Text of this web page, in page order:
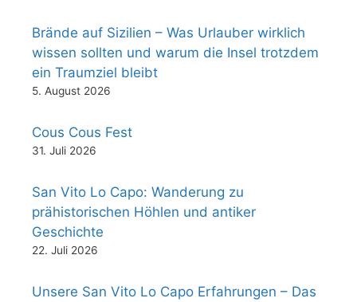
Brände auf Sizilien – Was Urlauber wirklich
wissen sollten und warum die Insel trotzdem
ein Traumziel bleibt
5. August 2026
Cous Cous Fest
31. Juli 2026
San Vito Lo Capo: Wanderung zu
prähistorischen Höhlen und antiker
Geschichte
22. Juli 2026
Unsere San Vito Lo Capo Erfahrungen – Das